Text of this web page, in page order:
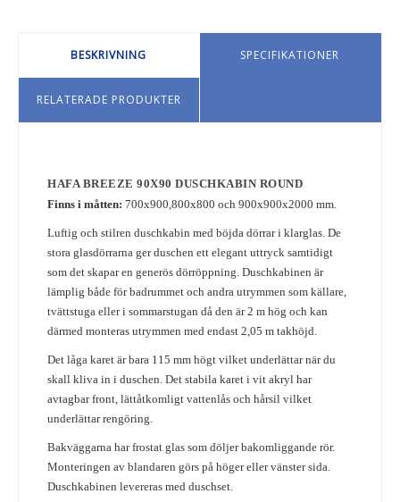
BESKRIVNING SPECIFIKATIONER
RELATERADE PRODUKTER
HAFA BREEZE 90X90 DUSCHKABIN ROUND
Finns i måtten: 700x900,800x800 och 900x900x2000 mm.
Luftig och stilren duschkabin med böjda dörrar i klarglas. De
stora glasdörrarna ger duschen ett elegant uttryck samtidigt
som det skapar en generös dörröppning. Duschkabinen är
lämplig både för badrummet och andra utrymmen som källare,
tvättstuga eller i sommarstugan då den är 2 m hög och kan
därmed monteras utrymmen med endast 2,05 m takhöjd.
Det låga karet är bara 115 mm högt vilket underlättar när du
skall kliva in i duschen. Det stabila karet i vit akryl har
avtagbar front, lättåtkomligt vattenlås och hårsil vilket
underlättar rengöring.
Bakväggarna har frostat glas som döljer bakomliggande rör.
Monteringen av blandaren görs på höger eller vänster sida.
Duschkabinen levereras med duschset.